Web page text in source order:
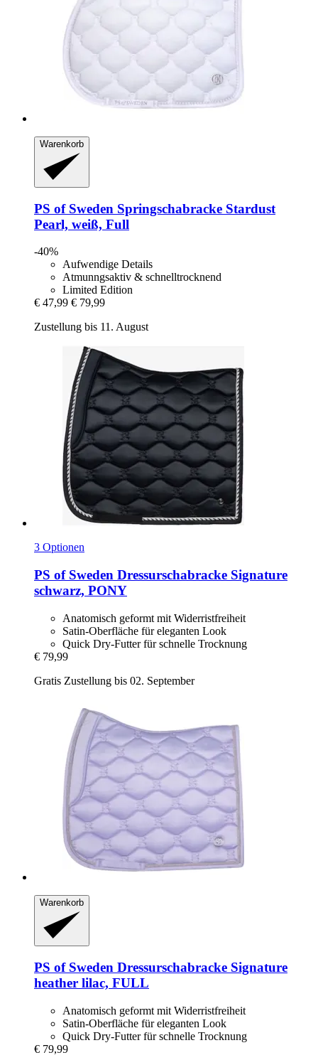
Warenkorb
PS of Sweden Springschabracke Stardust
Pearl, weiß, Full
-40%
Aufwendige Details
Atmunngsaktiv & schnelltrocknend
Limited Edition
€ 47,99 € 79,99
Zustellung bis 11. August
3 Optionen
PS of Sweden Dressurschabracke Signature
schwarz, PONY
Anatomisch geformt mit Widerristfreiheit
Satin-Oberfläche für eleganten Look
Quick Dry-Futter für schnelle Trocknung
€ 79,99
Gratis Zustellung bis 02. September
Warenkorb
PS of Sweden Dressurschabracke Signature
heather lilac, FULL
Anatomisch geformt mit Widerristfreiheit
Satin-Oberfläche für eleganten Look
Quick Dry-Futter für schnelle Trocknung
€ 79,99